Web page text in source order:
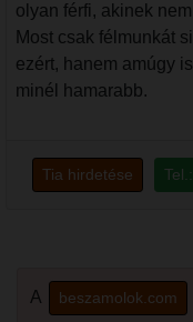
olyan férfi, akinek
Most csak félmunkát
ezért, hanem amúgy
minél hamarabb.
Tia hirdetése
A beszamolok.com